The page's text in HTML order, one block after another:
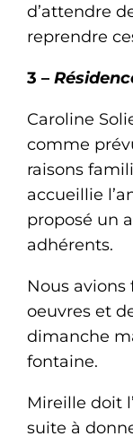
d’attendre
reprendre
3 –
Caroline
comme
raisons
accueillie
proposé un
adhérents.
Nous
oeuvres et
dimanche
fontaine.
Mireille doit
suite à